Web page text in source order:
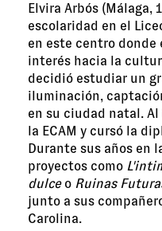
Elvira Arbós (Málaga,
escolaridad en el
en este centro donde
interés hacia la
decidió estudiar un
iluminación,
en su ciudad natal.
la ECAM y cursó la
Durante sus años en
proyectos como
dulceo Ruinas
junto a sus
Carolina.